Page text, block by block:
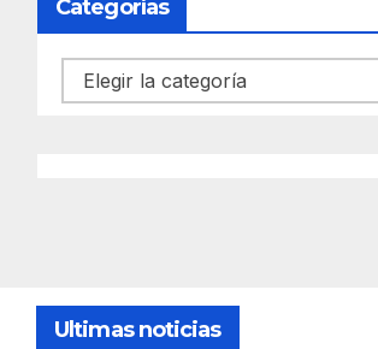
Categorías
Categorías
Ultimas noticias